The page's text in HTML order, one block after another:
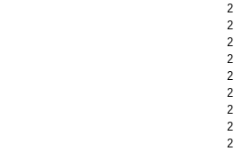
2
2
2
2
2
2
2
2
2